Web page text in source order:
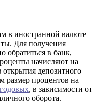
в иностранной валюте
Для получения
обратиться в банк,
начисляют на
открытия депозитного
размер процентов на
, в зависимости от
оборота.